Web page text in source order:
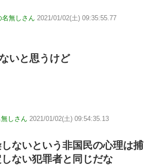
名無しさん 2021/01/02(土) 09:35:55.77
いと思うけど
しさん 2021/01/02(土) 09:54:35.13
ないという非国民の心理は捕
ない犯罪者と同じだな